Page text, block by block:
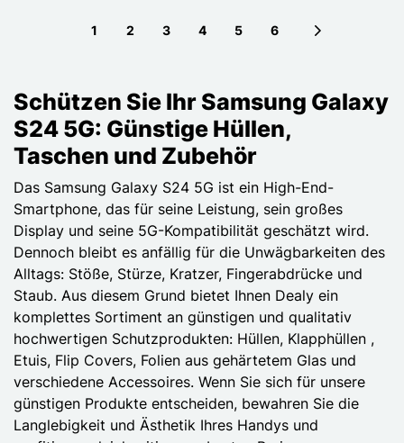
1 2 3 4 5 6
Schützen Sie Ihr Samsung Galaxy
S24 5G: Günstige Hüllen,
Taschen und Zubehör
Das Samsung Galaxy S24 5G ist ein High-End-
Smartphone, das für seine Leistung, sein großes
Display und seine 5G-Kompatibilität geschätzt wird.
Dennoch bleibt es anfällig für die Unwägbarkeiten des
Alltags: Stöße, Stürze, Kratzer, Fingerabdrücke und
Staub. Aus diesem Grund bietet Ihnen Dealy ein
komplettes Sortiment an günstigen und qualitativ
hochwertigen Schutzprodukten: Hüllen, Klapphüllen ,
Etuis, Flip Covers, Folien aus gehärtetem Glas und
verschiedene Accessoires. Wenn Sie sich für unsere
günstigen Produkte entscheiden, bewahren Sie die
Langlebigkeit und Ästhetik Ihres Handys und